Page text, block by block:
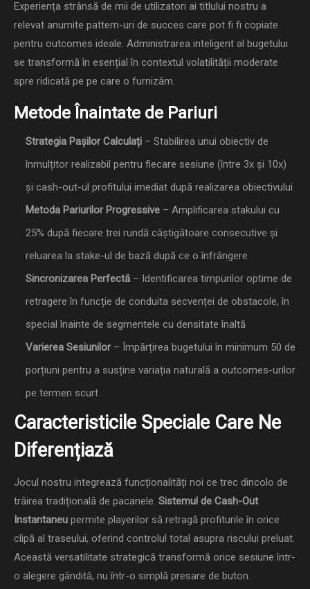
Experiența strânsă de mii de utilizatori ai titlului nostru a
relevat anumite pattern-uri de succes care pot fi fi copiate
pentru outcomes ideale. Administrarea inteligent al bugetului
se transformă în esențial în contextul volatilității moderate
spre ridicată pe pe care o furnizăm.
Metode Înaintate de Pariuri
Strategia Pașilor Calculați – Stabilirea unui obiectiv de
înmulțitor realizabil pentru fiecare sesiune (între 3x și 10x)
și cash-out-ul profitului imediat după realizarea obiectivului
Metoda Pariurilor Progressive – Amplificarea stakului cu
25% după fiecare trei rundă câștigătoare consecutive și
reluarea la stake-ul de bază după ce o înfrângere
Sincronizarea Perfectă – Identificarea timpurilor optime de
retragere în funcție de conduita secvenței de obstacole, în
special înainte de segmentele cu densitate înaltă
Varierea Sesiunilor– Împărțirea bugetului în minimum 50 de
porțiuni pentru a susține variația naturală a outcomes-urilor
pe termen scurt
Caracteristicile Speciale Care Ne
Diferențiază
Jocul nostru integrează funcționalități noi ce trec dincolo de
trăirea tradițională de pacanele. Sistemul de Cash-Out
Instantaneu permite playerilor să retragă profiturile în orice
clipă al traseului, oferind controlul total asupra riscului preluat.
Această versatilitate strategică transformă orice sesiune într-
o alegere gândită, nu într-o simplă presare de buton.